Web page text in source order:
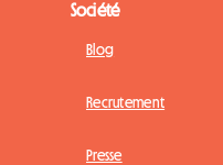
Société
Blog
Recrutement
Presse